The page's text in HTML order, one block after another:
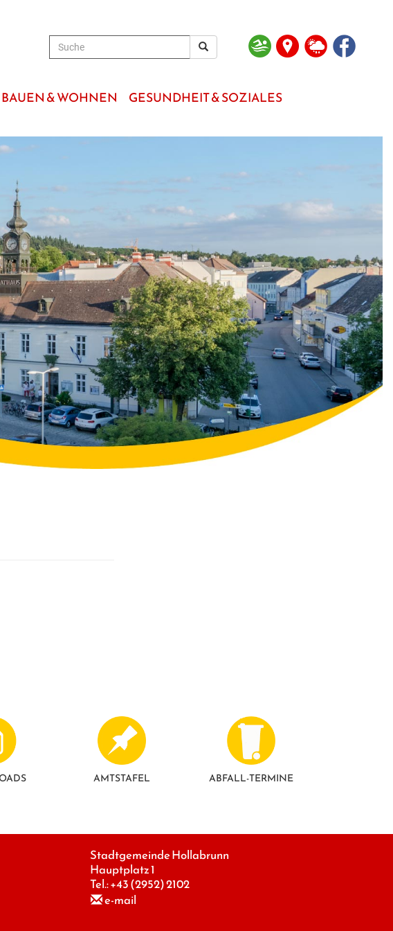
BAUEN & WOHNEN
GESUNDHEIT & SOZIALES
AMTSTAFEL ABFALL-TERMINE
Stadtgemeinde Hollabrunn
Hauptplatz 1
Tel.:+43 (2952) 2102
e-mail